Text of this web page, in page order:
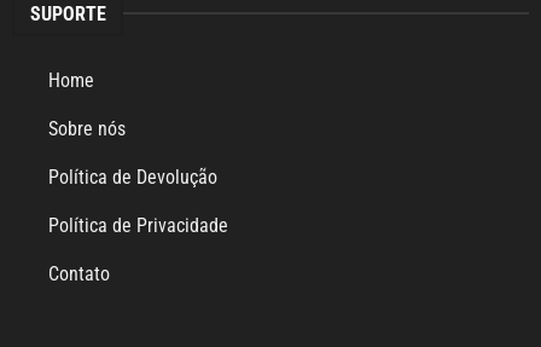
SUPORTE
Home
Sobre nós
Política de Devolução
Política de Privacidade
Contato